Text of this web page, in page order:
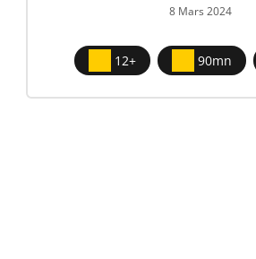
8 Mars 2024
12+ 90mn